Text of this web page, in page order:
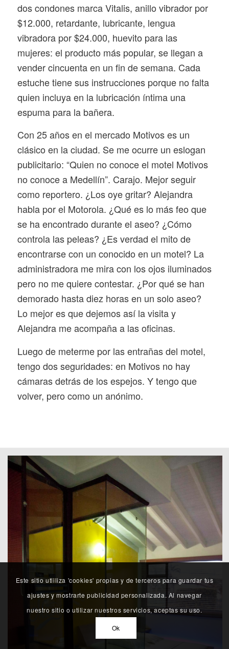
dos condones marca Vitalis, anillo vibrador por
$12.000, retardante, lubricante, lengua
vibradora por $24.000, huevito para las
mujeres: el producto más popular, se llegan a
vender cincuenta en un fin de semana. Cada
estuche tiene sus instrucciones porque no falta
quien incluya en la lubricación íntima una
espuma para la bañera.
Con 25 años en el mercado Motivos es un
clásico en la ciudad. Se me ocurre un eslogan
publicitario: “Quien no conoce el motel Motivos
no conoce a Medellín”. Carajo. Mejor seguir
como reportero. ¿Los oye gritar? Alejandra
habla por el Motorola. ¿Qué es lo más feo que
se ha encontrado durante el aseo? ¿Cómo
controla las peleas? ¿Es verdad el mito de
encontrarse con un conocido en un motel? La
administradora me mira con los ojos iluminados
pero no me quiere contestar. ¿Por qué se han
demorado hasta diez horas en un solo aseo?
Lo mejor es que dejemos así la visita y
Alejandra me acompaña a las oficinas.
Luego de meterme por las entrañas del motel,
tengo dos seguridades: en Motivos no hay
cámaras detrás de los espejos. Y tengo que
volver, pero como un anónimo.
Este sitio utliliza 'cookies' propias y de terceros para guardar tus
ajustes y mostrarte publicidad personalizada. Al navegar
nuestro sitio o utilizar nuestros servicios, aceptas su uso.
Ok